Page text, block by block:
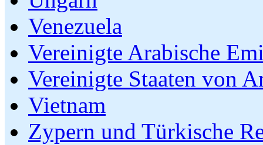
Venezuela
Vereinigte Arabische
Vereinigte Staaten von
Vietnam
Zypern und Türkische